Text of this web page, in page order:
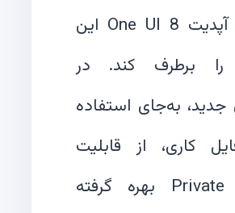
دارد در آپدیت One UI 8 این
برطرف کند. در
به‌جای استفاده
کاری، از قابلیت
Private Space بهره گرفته